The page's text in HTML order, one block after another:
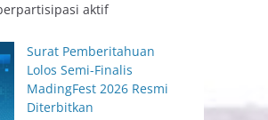
aktif
Surat Pemberitahuan
Lolos Semi-Finalis
MadingFest 2026 Resmi
Diterbitkan